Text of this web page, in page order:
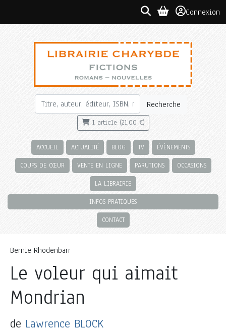
Connexion
Recherche
1 article (21,00 €)
ACCUEIL ACTUALITÉ BLOG TV ÉVÈNEMENTS
COUPS DE CŒUR VENTE EN LIGNE PARUTIONS OCCASIONS
LA LIBRAIRIE
INFOS PRATIQUES
CONTACT
Bernie Rhodenbarr
Le voleur qui aimait
Mondrian
de Lawrence BLOCK